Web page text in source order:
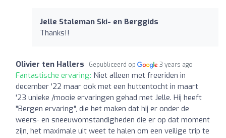
Jelle Staleman Ski- en Berggids
Thanks!!
Olivier ten Hallers Gepubliceerd op 3 years ago
Fantastische ervaring: Niet alleen met freeriden in
december '22 maar ook met een huttentocht in maart
'23 unieke /mooie ervaringen gehad met Jelle. Hij heeft
"Bergen ervaring", die het maken dat hij er onder de
weers- en sneeuwomstandigheden die er op dat moment
zijn, het maximale uit weet te halen om een veilige trip te